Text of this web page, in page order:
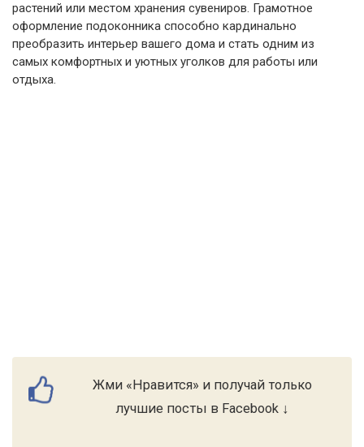
растений или местом хранения сувениров. Грамотное
оформление подоконника способно кардинально
преобразить интерьер вашего дома и стать одним из
самых комфортных и уютных уголков для работы или
отдыха.
Жми «Нравится» и получай только
лучшие посты в Facebook ↓